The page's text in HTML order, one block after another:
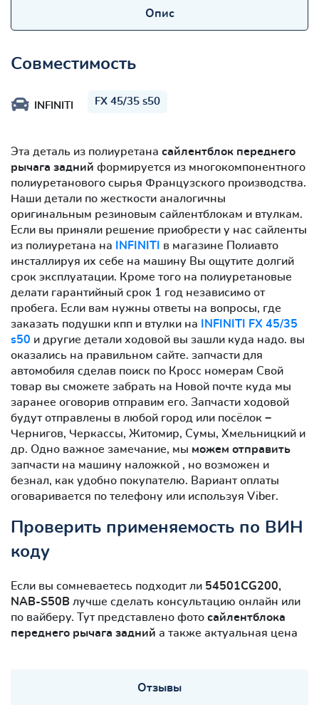
Опис
Совместимость
INFINITI FX 45/35 s50
Эта деталь из полиуретана сайлентблок переднего
рычага задний формируется из многокомпонентного
полиуретанового сырья Французского производства.
Наши детали по жесткости аналогичны
оригинальным резиновым сайлентблокам и втулкам.
Если вы приняли решение приобрести у нас сайленты
из полиуретана на
INFINITI
в магазине Полиавто
инсталлируя их себе на машину Вы ощутите долгий
срок эксплуатации. Кроме того на полиуретановые
делати гарантийный срок 1 год независимо от
пробега. Если вам нужны ответы на вопросы, где
заказать подушки кпп и втулки на
INFINITI FX 45/35
s50 и другие детали ходовой вы зашли куда надо. вы
оказались на правильном сайте. запчасти для
автомобиля сделав поиск по Кросс номерам Свой
товар вы сможете забрать на Новой почте куда мы
заранее оговорив отправим его. Запчасти ходовой
будут отправлены в любой город или посёлок −
Чернигов, Черкассы, Житомир, Сумы, Хмельницкий и
др. Одно важное замечание, мы можем отправить
запчасти на машину наложкой , но возможен и
безнал, как удобно покупателю. Вариант оплаты
оговаривается по телефону или используя Viber.
Проверить применяемость по ВИН
коду
Если вы сомневаетесь подходит ли 54501CG200,
NAB-S50B лучше сделать консультацию онлайн или
по вайберу. Тут представлено фото сайлентблокa
переднего рычага задний а также актуальная цена
Отзывы